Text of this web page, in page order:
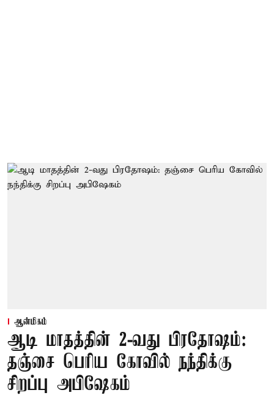
ஆன்மிகம்
ஆடி மாதத்தின் 2-வது பிரதோஷம்:
தஞ்சை பெரிய கோவில் நந்திக்கு
சிறப்பு அபிஷேகம்